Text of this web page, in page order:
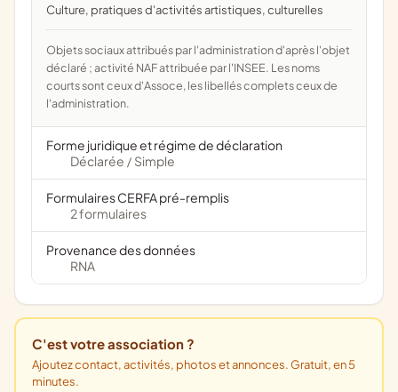
culture, pratiques d'activités artistiques, culturelles
Objets sociaux attribués par l'administration d'après l'objet
déclaré ; activité NAF attribuée par l'INSEE. Les noms
courts sont ceux d'Assoce, les libellés complets ceux de
l'administration.
Forme juridique et régime de déclaration
Déclarée / Simple
Formulaires CERFA pré-remplis
2 formulaires
Provenance des données
RNA
C'est votre association ?
Ajoutez contact, activités, photos et annonces. Gratuit, en 5
minutes.